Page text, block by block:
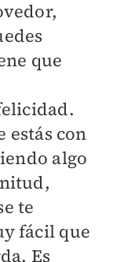
que
estás con
algo
te
fácil que
Es